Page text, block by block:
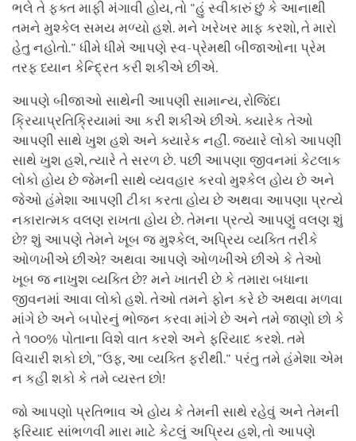
ભલે તે ફક્ત માફી મંગાવી હોય, તો "હું સ્વીકારું છું કે આનાથી
તમને મુશ્કેલ સમય મળ્યો હશે. મને ખરેખર માફ કરશો, તે મારો
હેતુ નહોતો." ધીમે ધીમે આપણે સ્વ-પ્રેમથી બીજાઓના પ્રેમ
તરફ ધ્યાન કેન્દ્રિત કરી શકીએ છીએ.
આપણે બીજાઓ સાથેની આપણી સામાન્ય, રોજિંદા
ક્રિયાપ્રતિક્રિયામાં આ કરી શકીએ છીએ. ક્યારેક તેઓ
આપણી સાથે ખુશ હશે અને ક્યારેક નહીં. જ્યારે લોકો આપણી
સાથે ખુશ હશે, ત્યારે તે સરળ છે. પછી આપણા જીવનમાં કેટલાક
લોકો હોય છે જેમની સાથે વ્યવહાર કરવો મુશ્કેલ હોય છે અને
જેઓ હંમેશા આપણી ટીકા કરતા હોય છે અથવા આપણા પ્રત્યે
નકારાત્મક વલણ રાખતા હોય છે. તેમના પ્રત્યે આપણું વલણ શું
છે? શું આપણે તેમને ખૂબ જ મુશ્કેલ, અપ્રિય વ્યક્તિ તરીકે
ઓળખીએ છીએ? અથવા આપણે ઓળખીએ છીએ કે તેઓ
ખૂબ જ નાખુશ વ્યક્તિ છે? મને ખાતરી છે કે તમારા બધાના
જીવનમાં આવા લોકો હશે. તેઓ તમને ફોન કરે છે અથવા મળવા
માંગે છે અને બપોરનું ભોજન કરવા માંગે છે અને તમે જાણો છો કે
તે ૧૦૦% પોતાના વિશે વાત કરશે અને ફરિયાદ કરશે. તમે
વિચારી શકો છો, "ઉફ, આ વ્યક્તિ ફરીથી." પરંતુ તમે હંમેશા એમ
ન કહી શકો કે તમે વ્યસ્ત છો!
જો આપણો પ્રતિભાવ એ હોય કે તેમની સાથે રહેવું અને તેમની
ફરિયાદ સાંભળવી મારા માટે કેટલું અપ્રિય હશે, તો આપણે